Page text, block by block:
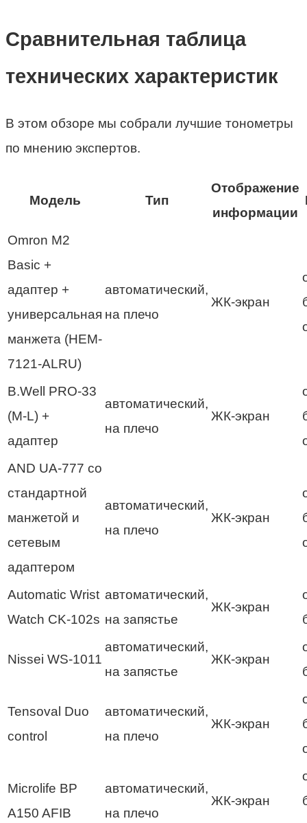
Сравнительная таблица
технических характеристик
В этом обзоре мы собрали лучшие тонометры
по мнению экспертов.
Модель Тип
Отображение
информации
Omron M2
Basic +
адаптер +
универсальная
манжета (HEM-
7121-ALRU)
автоматический,
на плечо
ЖК-экран
B.Well PRO-33
(М-L) +
адаптер
автоматический,
на плечо
ЖК-экран
AND UA-777 cо
стандартной
манжетой и
сетевым
адаптером
автоматический,
на плечо
ЖК-экран
Automatic Wrist
Watch CK-102s
автоматический,
на запястье
ЖК-экран
Nissei WS-1011
автоматический,
на запястье
ЖК-экран
Tensoval Duo
control
автоматический,
на плечо
ЖК-экран
Microlife BP
A150 AFIB
автоматический,
на плечо
ЖК-экран